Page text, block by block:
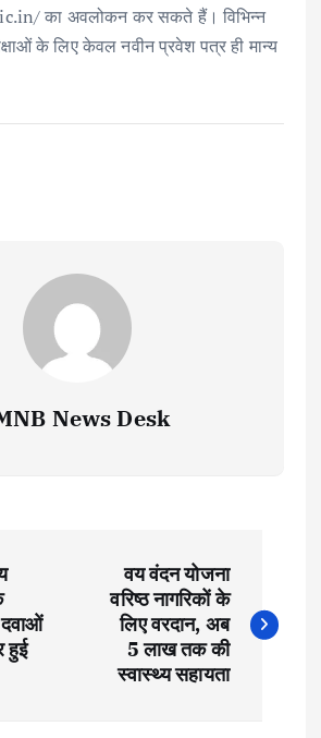
का अवलोकन कर सकते हैं। विभिन्न
के लिए केवल नवीन प्रवेश पत्र ही मान्य
News Desk
दवाओं
हुई
वय वंदन योजना
वरिष्ठ नागरिकों के
लिए वरदान, अब
5 लाख तक की
स्वास्थ्य सहायता